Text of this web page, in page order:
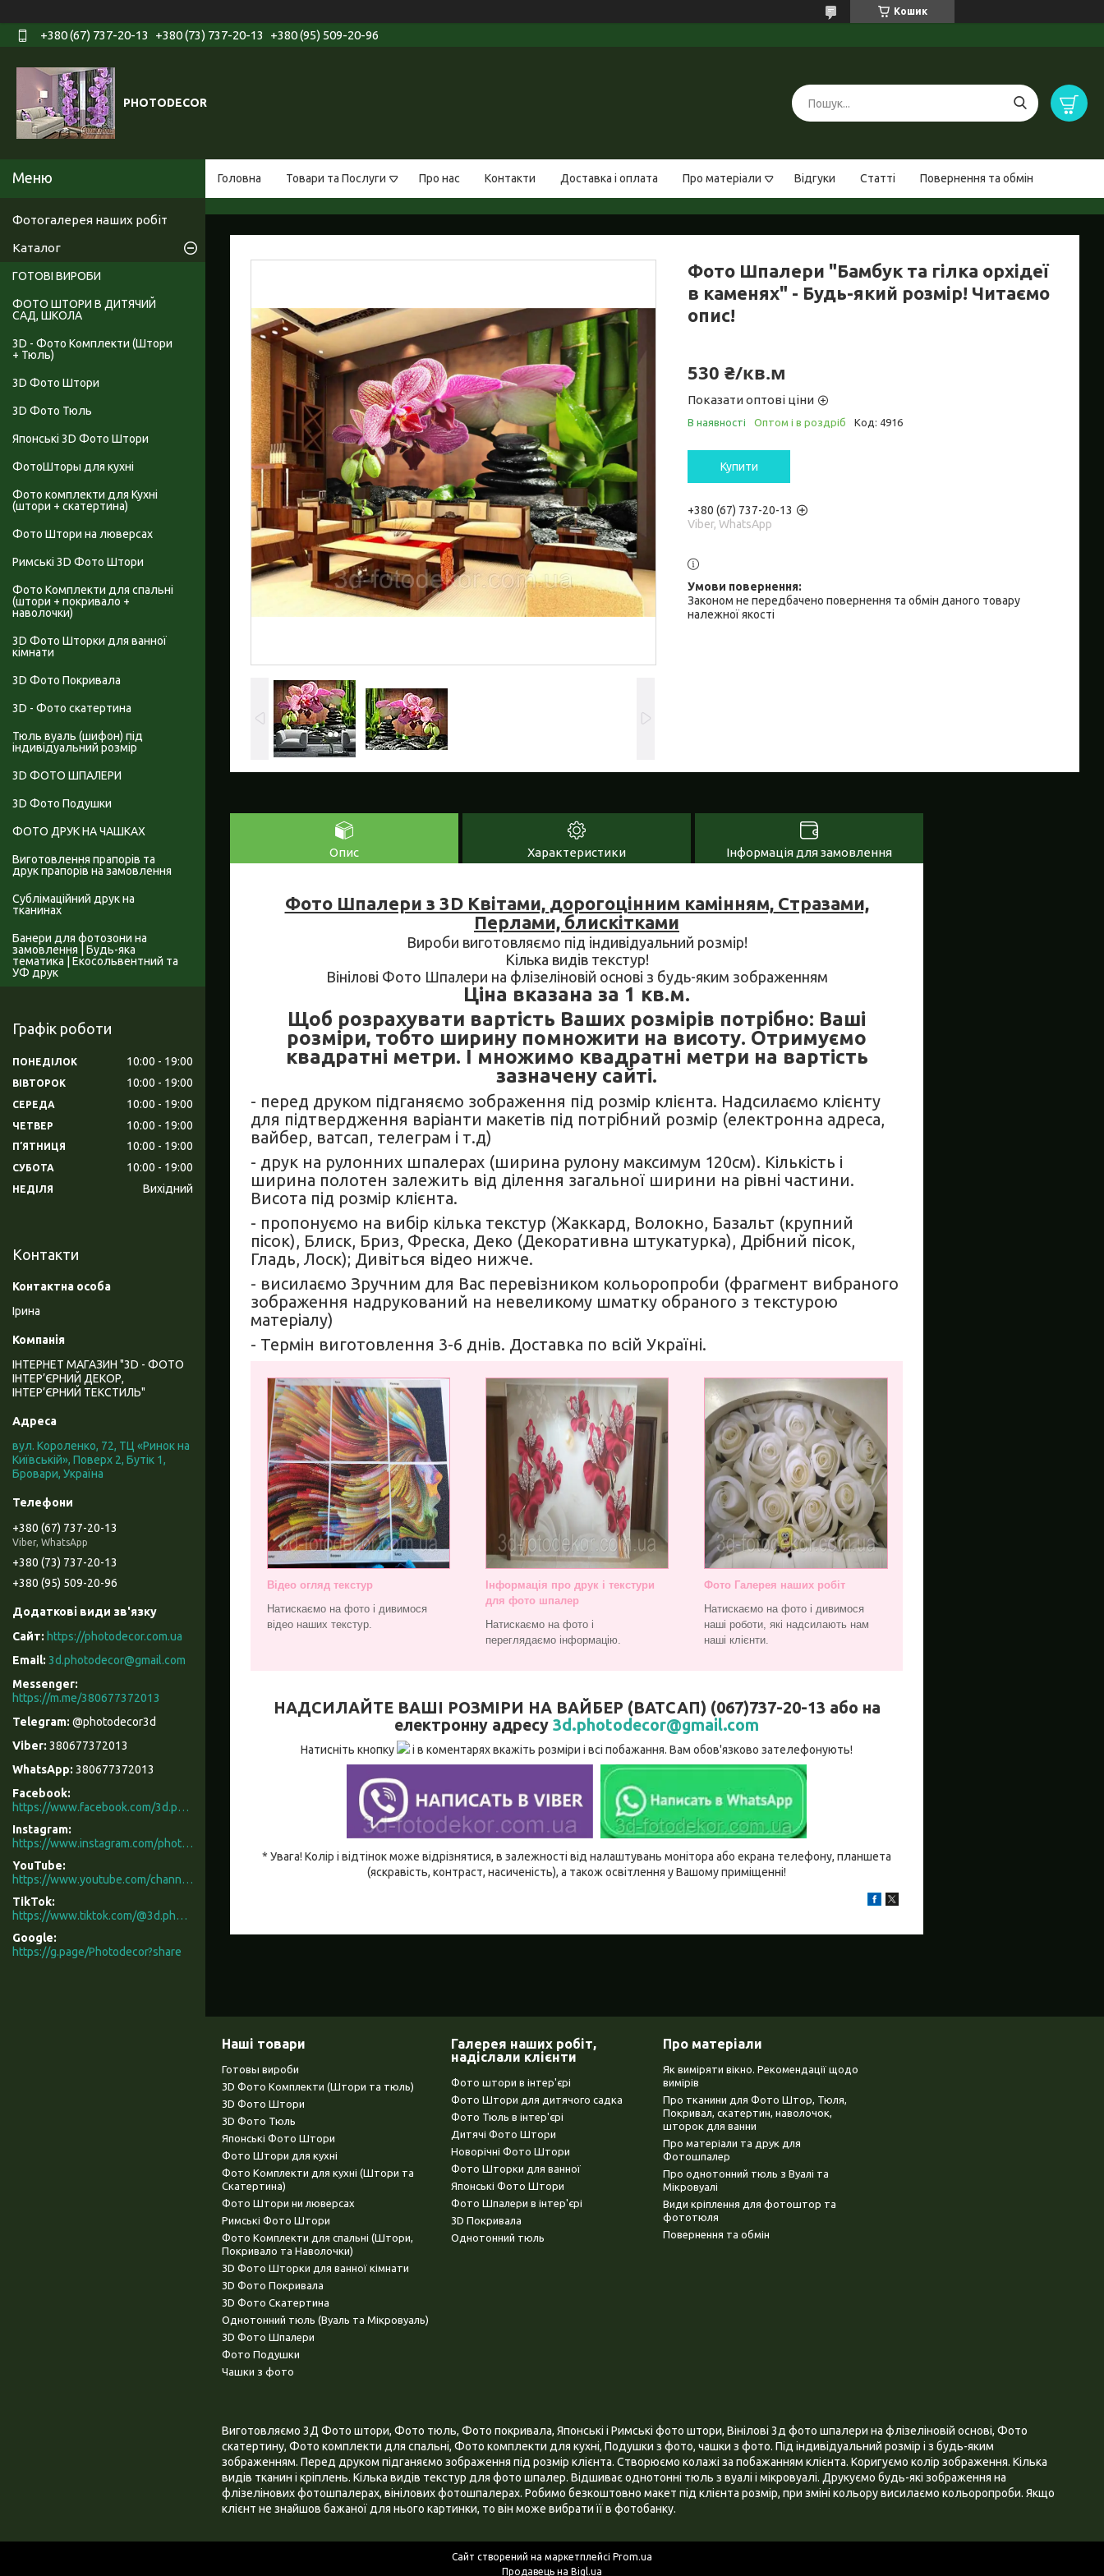
Кошик
+380 (67) 737-20-13 +380 (73) 737-20-13 +380 (95) 509-20-96
PHOTODECOR
Головна Товари та Послуги Про нас Контакти Доставка і оплата Про матеріали Відгуки Статті Повернення та обмін
Фото Шпалери "Бамбук та гілка орхідеї
в каменях" - Будь-який розмір! Читаємо
опис!
530 ₴/кв.м
Показати оптові ціни
В наявності Оптом і в роздріб Код: 4916
Купити
+380 (67) 737-20-13
Viber, WhatsApp
Законом не передбачено повернення та обмін даного товару
належної якості
Опис Характеристики Інформація для замовлення
Фото Шпалери з 3D Квітами, дорогоцінним камінням,Стразами,
Перлами, блискітками
Вироби виготовляємо під індивідуальний розмір!
Кілька видів текстур!
Вінілові Фото Шпалери на флізеліновій основі з будь-яким зображенням
Ціна вказана за 1 кв.м.
Щоб розрахувати вартість Ваших розмірів потрібно: Ваші
розміри, тобто ширину помножити на висоту. Отримуємо
квадратні метри. І множимо квадратні метри на вартість
зазначену сайті.
- перед друком підганяємо зображення під розмір клієнта. Надсилаємо клієнту
для підтвердження варіанти макетів під потрібний розмір (електронна адреса,
вайбер, ватсап, телеграм і т.д)
- друк на рулонних шпалерах (ширина рулону максимум 120см). Кількість і
ширина полотен залежить від ділення загальної ширини на рівні частини.
Висота під розмір клієнта.
- пропонуємо на вибір кілька текстур (Жаккард, Волокно, Базальт (крупний
пісок), Блиск, Бриз, Фреска, Деко (Декоративна штукатурка), Дрібний пісок,
Гладь, Лоск); Дивіться відео нижче.
- висилаємо Зручним для Вас перевізником кольоропроби (фрагмент вибраного
зображення надрукований на невеликому шматку обраного з текстурою
матеріалу)
- Термін виготовлення 3-6 днів. Доставка по всій Україні.
Відео огляд текстур
Натискаємо на фото і дивимося
відео наших текстур.
Інформація про друк і текстури
для фото шпалер
Натискаємо на фото і
переглядаємо інформацію.
Фото Галерея наших робіт
Натискаємо на фото і дивимося
наші роботи, які надсилають нам
наші клієнти.
НАДСИЛАЙТЕ ВАШІ РОЗМІРИ НА ВАЙБЕР (ВАТСАП) (067)737-20-13 або на
електронну адресу 3d.photodecor@gmail.com
Натисніть кнопку і в коментарях вкажіть розміри і всі побажання. Вам обов'язково зателефонують!
* Увага! Колір і відтінок може відрізнятися, в залежності від налаштувань монітора або екрана телефону, планшета
(яскравість, контраст, насиченість), а також освітлення у Вашому приміщенні!
Фотогалерея наших робіт
Каталог
ГОТОВІ ВИРОБИ
ФОТО ШТОРИ В ДИТЯЧИЙ
САД, ШКОЛА
3D - Фото Комплекти (Штори
+ Тюль)
3D Фото Штори
3D Фото Тюль
Японські 3D Фото Штори
ФотоШторы для кухні
Фото комплекти для Кухні
(штори + скатертина)
Фото Штори на люверсах
Римські 3D Фото Штори
Фото Комплекти для спальні
(штори + покривало +
наволочки)
3D Фото Шторки для ванної
кімнати
3D Фото Покривала
3D - Фото скатертина
Тюль вуаль (шифон) під
індивідуальний розмір
3D ФОТО ШПАЛЕРИ
3D Фото Подушки
ФОТО ДРУК НА ЧАШКАХ
Виготовлення прапорів та
друк прапорів на замовлення
Сублімаційний друк на
тканинах
Банери для фотозони на
замовлення | Будь-яка
тематика | Екосольвентний та
УФ друк
Графік роботи
ПОНЕДІЛОК 10:00 19:00
ВІВТОРОК 10:00 19:00
СЕРЕДА 10:00 19:00
ЧЕТВЕР 10:00 19:00
ПʼЯТНИЦЯ 10:00 19:00
СУБОТА 10:00 19:00
НЕДІЛЯ Вихідний
Контакти
Ірина
ІНТЕРНЕТ МАГАЗИН "3D - ФОТО
ІНТЕР’ЄРНИЙ ДЕКОР,
ІНТЕР’ЄРНИЙ ТЕКСТИЛЬ"
вул. Короленко, 72, ТЦ «Ринок на
Київській», Поверх 2, Бутік 1,
Бровари, Україна
+380 (67) 737-20-13
Viber, WhatsApp
+380 (73) 737-20-13
+380 (95) 509-20-96
https://photodecor.com.ua
3d.photodecor@gmail.com
https://m.me/380677372013
@photodecor3d
380677372013
380677372013
Facebook
https://www.facebook.com/3d.photodecor/
Instagram
https://www.instagram.com/photodecor.com.ua/
YouTube
https://www.youtube.com/channel/UCXCUerfqRY1Pw7-IptdbqyA/videos
TikTok
https://www.tiktok.com/@3d.photodecor?is_from_webapp=1&sender_device=pc
Google
https://g.page/Photodecor?share
Наші товари
Готовы вироби
3D Фото Комплекти (Штори та тюль)
3D Фото Штори
3D Фото Тюль
Японські Фото Штори
Фото Штори для кухні
Фото Комплекти для кухні (Штори та
Скатертина)
Фото Штори ни люверсах
Римські Фото Штори
Фото Комплекти для спальні (Штори,
Покривало та Наволочки)
3D Фото Шторки для ванної кімнати
3D Фото Покривала
3D Фото Скатертина
Однотонний тюль (Вуаль та Мікровуаль)
3D Фото Шпалери
Фото Подушки
Чашки з фото
Галерея наших робіт,
надіслали клієнти
Фото штори в інтер'єрі
Фото Штори для дитячого садка
Фото Тюль в інтер'єрі
Дитячі Фото Штори
Новорічні Фото Штори
Фото Шторки для ванної
Японські Фото Штори
Фото Шпалери в інтер'єрі
3D Покривала
Однотонний тюль
Про матеріали
Як виміряти вікно. Рекомендації щодо
вимірів
Про тканини для Фото Штор, Тюля,
Покривал, скатертин, наволочок,
шторок для ванни
Про матеріали та друк для
Фотошпалер
Про однотонний тюль з Вуалі та
Мікровуалі
Види кріплення для фотоштор та
фототюля
Повернення та обмін
Виготовляємо 3Д Фото штори, Фото тюль, Фото покривала, Японські і Римські фото штори, Вінілові 3д фото шпалери на флізеліновій основі, Фото
скатертину, Фото комплекти для спальні, Фото комплекти для кухні, Подушки з фото, чашки з фото. Під індивідуальний розмір і з будь-яким
зображенням. Перед друком підганяємо зображення під розмір клієнта. Створюємо колажі за побажанням клієнта. Коригуємо колір зображення. Кілька
видів тканин і кріплень. Кілька видів текстур для фото шпалер. Відшиває однотонні тюль з вуалі і мікровуалі. Друкуємо будь-які зображення на
флізелінових фотошпалерах, вінілових фотошпалерах. Робимо безкоштовно макет під клієнта розмір, при зміні кольору висилаємо кольоропроби. Якщо
клієнт не знайшов бажаної для нього картинки, то він може вибрати її в фотобанку.
Сайт створений на маркетплейсі Prom.ua
Продавець на Bigl.ua